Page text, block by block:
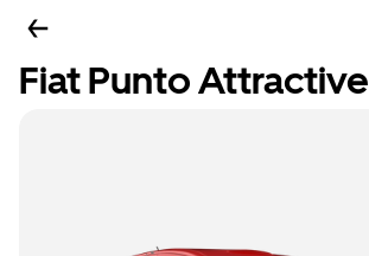
Fiat Punto Attractive